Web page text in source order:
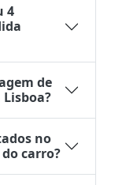
4
de
no
carro?